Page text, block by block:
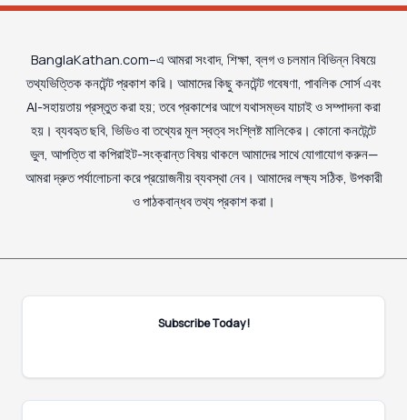
BanglaKathan.com–এ আমরা সংবাদ, শিক্ষা, ব্লগ ও চলমান বিভিন্ন বিষয়ে
তথ্যভিত্তিক কনটেন্ট প্রকাশ করি। আমাদের কিছু কনটেন্ট গবেষণা, পাবলিক সোর্স এবং
AI-সহায়তায় প্রস্তুত করা হয়; তবে প্রকাশের আগে যথাসম্ভব যাচাই ও সম্পাদনা করা
হয়। ব্যবহৃত ছবি, ভিডিও বা তথ্যের মূল স্বত্ব সংশ্লিষ্ট মালিকের। কোনো কনটেন্টে
ভুল, আপত্তি বা কপিরাইট-সংক্রান্ত বিষয় থাকলে আমাদের সাথে যোগাযোগ করুন—
আমরা দ্রুত পর্যালোচনা করে প্রয়োজনীয় ব্যবস্থা নেব। আমাদের লক্ষ্য সঠিক, উপকারী
ও পাঠকবান্ধব তথ্য প্রকাশ করা।
Subscribe Today!